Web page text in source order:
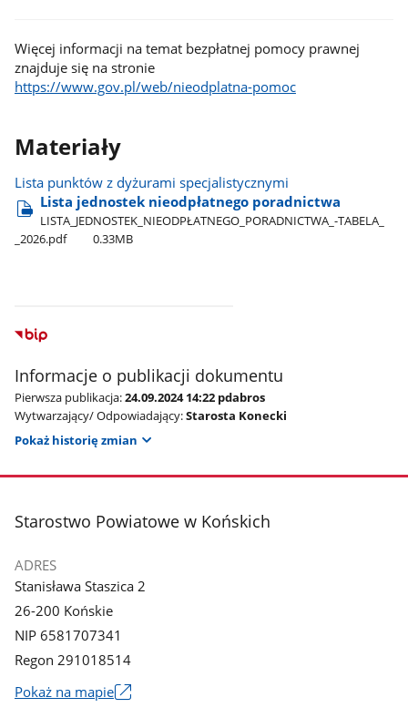
Więcej informacji na temat bezpłatnej pomocy prawnej
znajduje się na stronie
https://www.gov.pl/web/nieodplatna-pomoc
Materiały
Lista punktów z dyżurami specjalistycznymi
Lista jednostek nieodpłatnego poradnictwa
LISTA​_JEDNOSTEK​_NIEODPŁATNEGO​_PORADNICTWA​_-TABELA​_​
_2026.pdf
0.33MB
Informacje o publikacji dokumentu
Pierwsza publikacja:24.09.2024 14:22 pdabros
Wytwarzający/ Odpowiadający:Starosta Konecki
Pokaż historię zmian
stopka
Starostwo Powiatowe w Końskich
ADRES
Stanisława Staszica 2
26-200 Końskie
NIP 6581707341
Regon 291018514
Pokaż na mapieLink